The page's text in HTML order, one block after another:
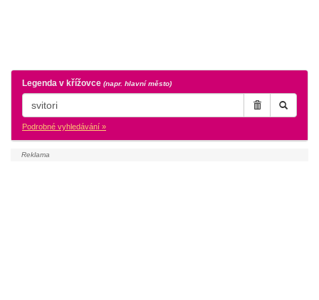
Legenda v křížovce (napr. hlavní město)
Podrobné vyhledávání »